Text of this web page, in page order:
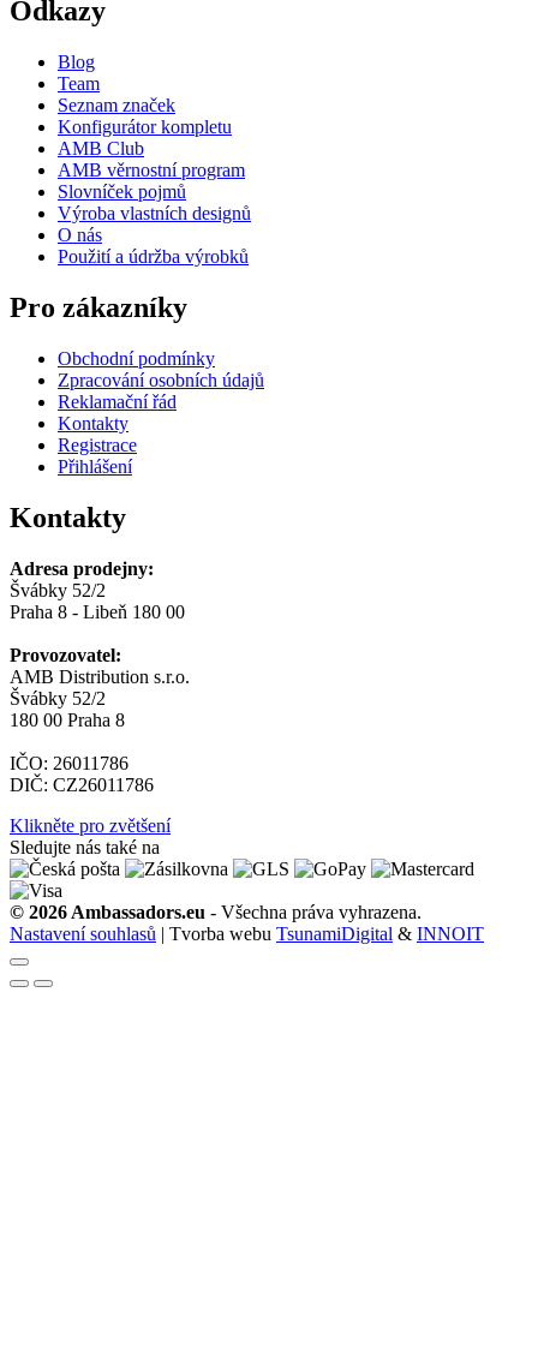
Odkazy
Blog
Team
Seznam značek
Konfigurátor kompletu
AMB Club
AMB věrnostní program
Slovníček pojmů
Výroba vlastních designů
O nás
Použití a údržba výrobků
Pro zákazníky
Obchodní podmínky
Zpracování osobních údajů
Reklamační řád
Kontakty
Registrace
Přihlášení
Kontakty
Adresa prodejny:
Švábky 52/2
Praha 8 - Libeň 180 00
Provozovatel:
AMB Distribution s.r.o.
Švábky 52/2
180 00 Praha 8
IČO: 26011786
DIČ: CZ26011786
Klikněte pro zvětšení
Sledujte nás také na
© 2026 Ambassadors.eu - Všechna práva vyhrazena.
Nastavení souhlasů | Tvorba webu TsunamiDigital & INNOIT